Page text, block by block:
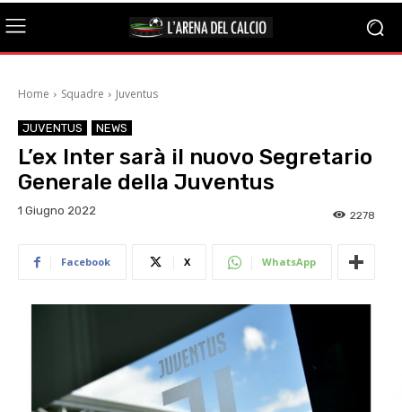
Home Squadre Juventus
JUVENTUS NEWS
L’ex Inter sarà il nuovo Segretario
Generale della Juventus
1 Giugno 2022 2278
Facebook X WhatsApp